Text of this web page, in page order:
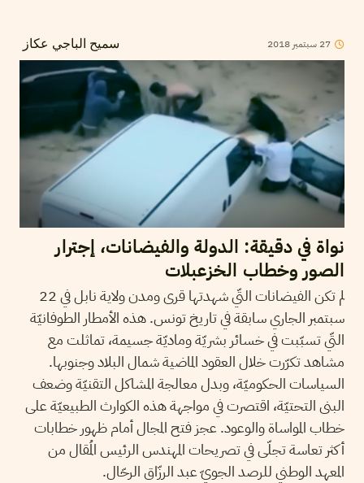
سميح الباجي عكاز 27 سبتمبر 2018
نواة في دقيقة: الدولة والفيضانات، إجترار
الصور وخطاب الخزعبلات
لم تكن الفيضانات التّي شهدتها قرى ومدن ولاية نابل في 22
سبتمبر الجاري سابقة في تاريخ تونس. هذه الأمطار الطوفانيّة
التّي تسبّبت في خسائر بشريّة وماديّة جسيمة، تماثلت مع
مشاهد تكرّرت خلال العقود الماضية شمال البلاد وجنوبها.
السياسات الحكوميّة، وبدل معالجة المشاكل التقنيّة وضعف
البنى التحتيّة، اقتصرت في مواجهة هذه الكوارث الطبيعيّة على
خطاب المواساة والوعود. عجز فتح المجال أمام ظهور خطابات
أكثر تعاسة تجلّى في تصريحات المهندس الرئيس المُقال من
المعهد الوطني للرصد الجويّ عبد الرزّاق الرحّال.